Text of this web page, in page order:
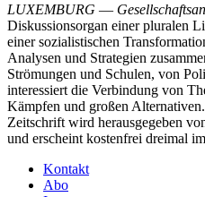
LUXEMBURG —
Diskussionsorgan einer pluralen
einer sozialistischen
Analysen und Strategien
Strömungen und Schulen, von
interessiert die Verbindung von
Kämpfen und großen
Zeitschrift wird herausgegeben
und erscheint kostenfrei dreimal
Kontakt
Abo